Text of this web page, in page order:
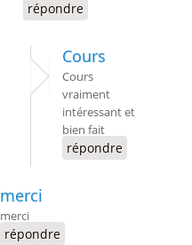
répondre
Cours
Cours
vraiment
intéressant et
bien fait
répondre
merci
merci
répondre